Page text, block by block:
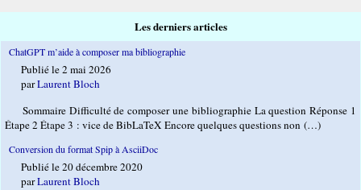
Les derniers articles
ChatGPT m’aide à composer ma bibliographie
Publié le 2 mai 2026
parLaurent Bloch
Sommaire Difficulté de composer une bibliographie La question Réponse 1
Étape 2 Étape 3 : vice de BibLaTeX Encore quelques questions non (…)
Conversion du format Spip à AsciiDoc
Publié le 20 décembre 2020
parLaurent Bloch